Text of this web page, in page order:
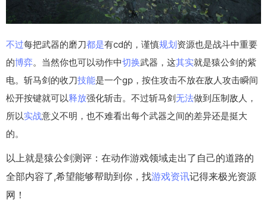
不过每把武器的磨刀都是有cd的，谨慎规划资源也是战斗中重要
的博弈。当然你也可以动作中切换武器，这其实就是猿公剑的紫
电。斩马剑的收刀技能是一个gp，按住攻击不放在敌人攻击瞬间
松开按键就可以释放强化斩击。不过斩马剑无法做到压制敌人，
所以实战意义不明，也不难看出每个武器之间的差异还是挺大
的。
以上就是猿公剑测评：在动作游戏领域走出了自己的道路的
全部内容了,希望能够帮助到你，找游戏资讯记得来极光资源
网！